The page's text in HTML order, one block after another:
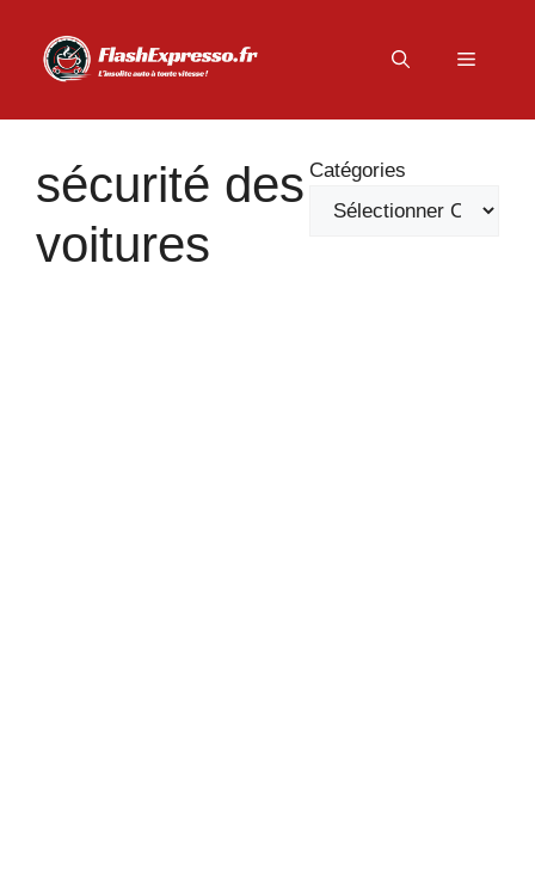
contenu
Menu
sécurité des
voitures
Catégories